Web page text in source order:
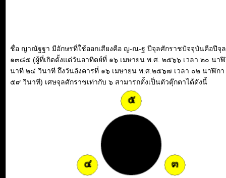
ชื่อ ญาณัฐฐา มีอักษรที่ใช้ออกเสียงคือ ญ-ณ-ฐ ปีจุลศักราชปัจจุบันคือปีจุ
๑๓๘๕ (ผู้ที่เกิดตั้งแต่วันอาทิตย์ที่ ๑๖ เมษายน พ.ศ. ๒๕๖๖ เวลา ๒๐ นา
นาที ๒๔ วินาที ถึงวันอังคารที่ ๑๖ เมษายน พ.ศ.๒๕๖๗ เวลา ๐๒ นาฬิก
๕๙ วินาที) เศษจุลศักราชเท่ากับ ๖ สามารถตั้งเป็นตัวตุ๊กตาได้ดังนี้